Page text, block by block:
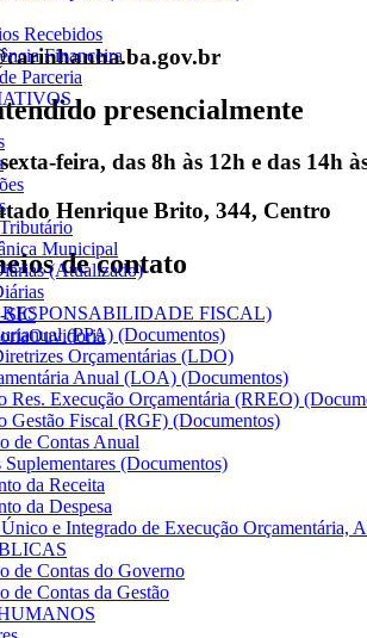
presencialmente
feira, das 8h às 12h e das 14h
Henrique Brito, 344, Centro
de contato
SIC
Ouvidoria
Recebidos
Financeira
Parceria
Municipal
(Atualizado)
FISCAL)
(PPA) (Documentos)
Orçamentárias (LDO)
Anual (LOA) (Documentos)
Res. Execução Orçamentária (RREO)
Gestão Fiscal (RGF) (Documentos)
de Contas Anual
Suplementares (Documentos)
da Receita
da Despesa
Único e Integrado de Execução
de Contas do Governo
de Contas da Gestão